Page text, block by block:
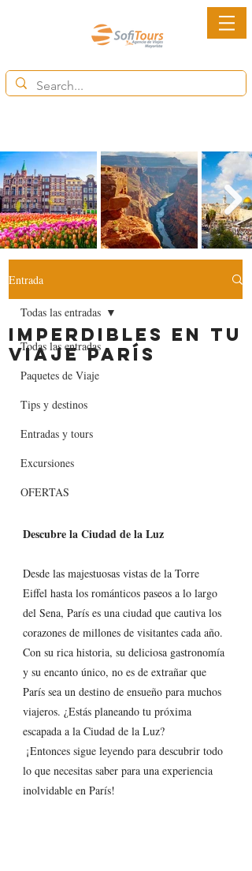
Entrada
Todas las entradas
Paquetes de Viaje
Tips y destinos
Entradas y tours
Excursiones
OFERTAS
Todas las entradas
Imperdibles en tu
viaje París
Descubre la Ciudad de la Luz
Desde las majestuosas vistas de la Torre
Eiffel hasta los románticos paseos a lo largo
del Sena, París es una ciudad que cautiva los
corazones de millones de visitantes cada año.
Con su rica historia, su deliciosa gastronomía
y su encanto único, no es de extrañar que
París sea un destino de ensueño para muchos
viajeros. ¿Estás planeando tu próxima
escapada a la Ciudad de la Luz?
lo que necesitas saber para una experiencia
inolvidable en París!